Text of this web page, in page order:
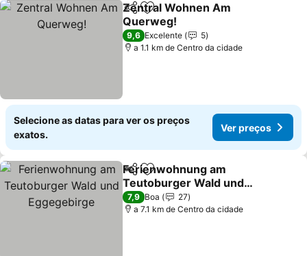
PartilharAdicionar aos favoritos
Zentral Wohnen Am
Querweg!
9,6 Excelente
5
a 1.1 km de Centro da cidade
Selecione as datas para ver os preços
exatos.
Ver preços
PartilharAdicionar aos favoritos
Ferienwohnung am
Teutoburger Wald und
Eggegebirge
7,9 Boa
27
a 7.1 km de Centro da cidade